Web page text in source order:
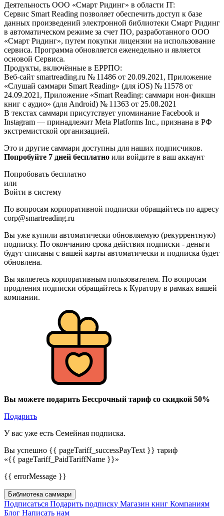
Деятельность ООО «Смарт Ридинг» в области IT:
Сервис Smart Reading позволяет обеспечить доступ к базе
данных произведений электронной библиотеки Смарт Ридинг
в автоматическом режиме за счет ПО, разработанного ООО
«Смарт Ридинг», путем покупки лицензии на использование
сервиса. Программа обновляется еженедельно и является
основой Сервиса.
Продукты, включённые в ЕРРПО:
Веб-сайт smartreading.ru № 11486 от 20.09.2021, Приложение
«Слушай саммари Smart Reading» (для iOS) № 11578 от
24.09.2021, Приложение «Smart Reading: саммари нон-фикшн
книг с аудио» (для Android) № 11363 от 25.08.2021
В текстах саммари присутствует упоминание Facebook и
Instagram — принадлежит Meta Platforms Inc., признана в РФ
экстремистской организацией.
Это и другие саммари доступны для наших подписчиков.
Попробуйте 7 дней бесплатно или войдите в ваш аккаунт
Попробовать бесплатно
или
Войти в систему
По вопросам корпоративной подписки обращайтесь по адресу
corp@smartreading.ru
Вы уже купили автоматически обновляемую (рекуррентную)
подписку. По окончанию срока действия подписки - деньги
будут списаны с вашей карты автоматически и подписка будет
обновлена.
Вы являетесь корпоративным пользователем. По вопросам
продления подписки обращайтесь к Куратору в рамках вашей
компании.
Вы можете подарить Бессрочный тариф со скидкой 50%
Подарить
У вас уже есть Семейная подписка.
Вы успешно {{ pageTariff_successPayText }} тариф
«{{ pageTariff_PaidTariffName }}»
{{ errorMessage }}
Библиотека саммари
Подписаться Подарить подписку Магазин книг Компаниям
Блог Написать нам